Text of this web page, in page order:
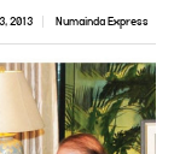
Numainda Express
2013